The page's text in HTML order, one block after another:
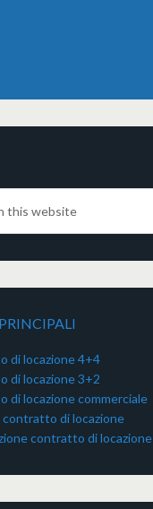
di locazione 4+4
di locazione 3+2
di locazione commerciale
di locazione
contratto di locazione